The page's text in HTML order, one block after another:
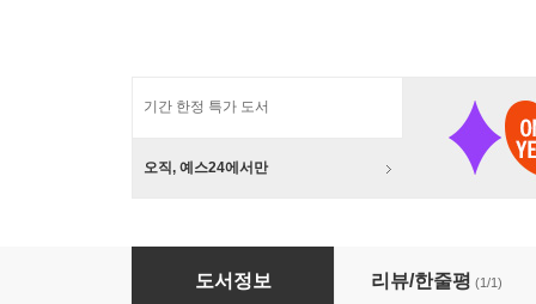
기간 한정 특가 도서
오직, 예스24에서만
이슬람 테러리즘 속 이슬람
도서정보 리뷰/한줄평 (1/1)